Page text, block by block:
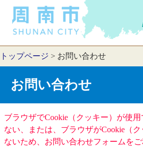
トップページ > お問い合わせ
お問い合わせ
ブラウザでCookie（クッキー）が使
ない、または、ブラウザがCookie（
ないため、お問い合わせフォームをご